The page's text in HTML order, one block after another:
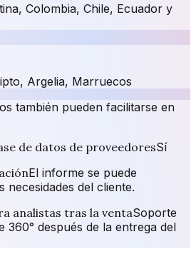
Colombia, Chile, Ecuador y
Argelia, Marruecos
también pueden facilitarse en
de datos de proveedoresSí
El informe se puede
necesidades del cliente.
analistas tras la ventaSoporte
360° después de la entrega del